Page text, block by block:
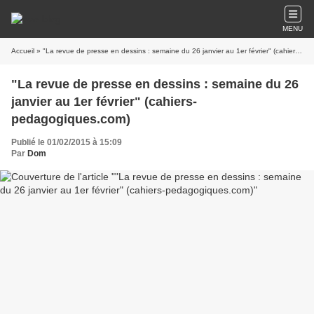
MENU
Accueil » "La revue de presse en dessins : semaine du 26 janvier au 1er février" (cahiers-pedagogiques.com)
"La revue de presse en dessins : semaine du 26
janvier au 1er février" (cahiers-
pedagogiques.com)
Publié le 01/02/2015 à 15:09
Par Dom